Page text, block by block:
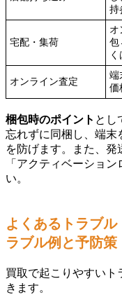
持
宅配・集荷
オ
包
オンライン査定
端
価
梱包時のポイント とし
忘れずに同梱し、端末
を防げます。また、
「アクティベーショ
い。
よくあるトラブル
ラブル例と予防策
買取で起こりやすい
きます。